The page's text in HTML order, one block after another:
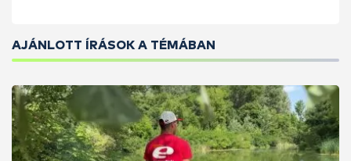
AJÁNLOTT ÍRÁSOK A TÉMÁBAN